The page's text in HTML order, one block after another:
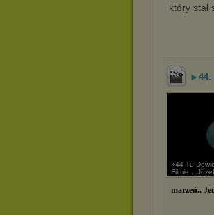
który stał
►44.
»44 Tu
Filmie...
marzeń..